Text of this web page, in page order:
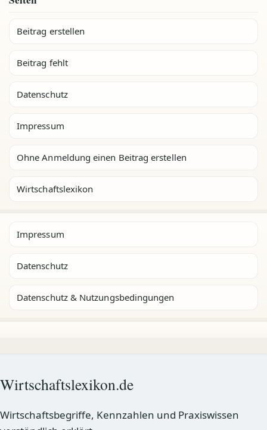
Beitrag erstellen
Beitrag fehlt
Datenschutz
Impressum
Ohne Anmeldung einen Beitrag erstellen
Wirtschaftslexikon
Impressum
Datenschutz
Datenschutz & Nutzungsbedingungen
Wirtschaftslexikon.de
Wirtschaftsbegriffe, Kennzahlen und Praxiswissen